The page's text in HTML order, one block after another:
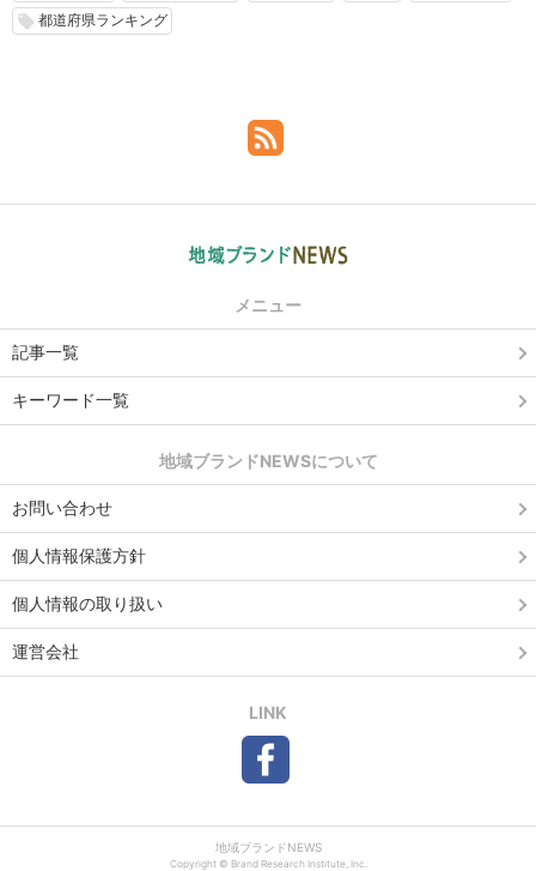
local_offer 都道府県ランキング
メニュー
記事一覧
キーワード一覧
地域ブランドNEWSについて
お問い合わせ
個人情報保護方針
個人情報の取り扱い
運営会社
LINK
地域ブランドNEWS
Copyright © Brand Research Institute, Inc.